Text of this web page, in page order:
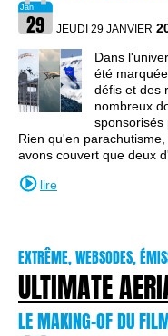
JEUDI 29 JANVIER
Dans
été
défis et des
nombreux
sponsorisés
Rien qu'en
avons couvert que deux
lire
EXTRÊME, WEBSODES,
ULTIMATE
LE MAKING-OF DU